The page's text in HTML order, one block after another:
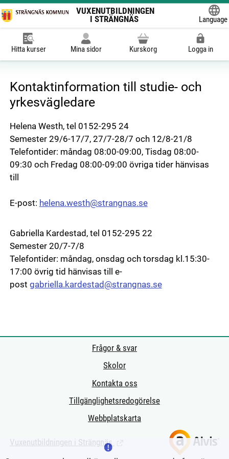
VUXENUTBILDNINGEN
I STRÄNGNÄS
Language
Hitta kurser Mina sidor Kurskorg Logga in
Kontaktinformation till studie- och
yrkesvägledare
Helena Westh, tel 0152-295 24
Semester 29/6-17/7, 27/7-28/7 och 12/8-21/8
Telefontider: måndag 08:00-09:00, Tisdag 08:00-
09:30 och Fredag 08:00-09:00 övriga tider hänvisas
till
E-post: helena.westh@strangnas.se
Gabriella Kardestad, tel 0152-295 22
Semester 20/7-7/8
Telefontider: måndag, onsdag och torsdag kl.15:30-
17:00 övrig tid hänvisas till e-
post gabriella.kardestad@strangnas.se
Frågor & svar
Skolor
Kontakta oss
Tillgänglighetsredogörelse
Webbplatskarta
Vuxenutbildningen i Strängnäs (Länk till extern sida.)